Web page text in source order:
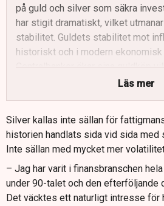
på guld och silver som säkra
har stigit dramatiskt, vilket
stabilitet. Guldets stabilitet mot
historiskt och i modern ekonomisk
Centralbanker ökar sina guldköp
Läs mer
Silver kallas inte sällan för
historien handlats sida vid sida med
Inte sällan med mycket mer
– Jag har varit i finansbranschen
under 90-talet och den efterföljande
Det väcktes ett naturligt intresse för